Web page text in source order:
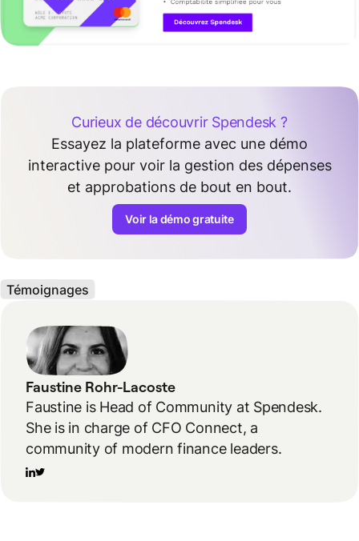
Curieux de découvrir Spendesk ?
Essayez la plateforme avec une démo
interactive pour voir la gestion des dépenses
et approbations de bout en bout.
Voir la démo gratuite
Témoignages
Faustine Rohr-Lacoste
Faustine is Head of Community at Spendesk.
She is in charge of CFO Connect, a
community of modern finance leaders.